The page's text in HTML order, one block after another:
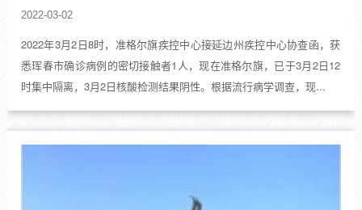
2022-03-02
2022年3月2日8时，准格尔旗疾控中心接延边州疾控中心协查函，获
悉珲春市确诊病例的密切接触者1人，现在准格尔旗，已于3月2日12
时集中隔离，3月2日核酸检测结果阴性。根据流行病学调查，现...